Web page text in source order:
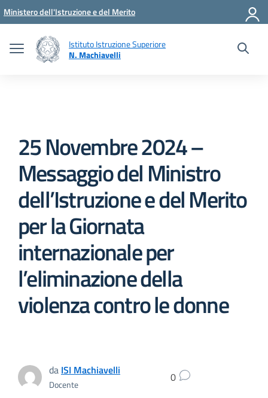
Vai ai contenuti
Vai al menu di navigazione
Vai al footer
Ministero dell'Istruzione e del Merito
Istituto Istruzione Superiore
N. Machiavelli
25 Novembre 2024 –
Messaggio del Ministro
dell’Istruzione e del Merito
per la Giornata
internazionale per
l’eliminazione della
violenza contro le donne
da ISI Machiavelli
Docente 0